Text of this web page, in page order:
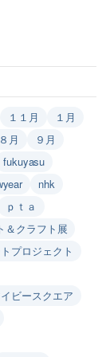
１１月
１月
８月
９月
fukuyasu
nhk
ｐｔａ
＆クラフト展
プロジェクト
ビースクエア